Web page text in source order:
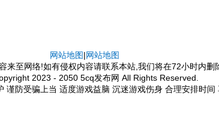
网站地图|网站地图
来至网络!如有侵权内容请联系本站,我们将在72小时内删
2023 - 2050 5cq发布网 All Rights Reserved.
谨防受骗上当 适度游戏益脑 沉迷游戏伤身 合理安排时间